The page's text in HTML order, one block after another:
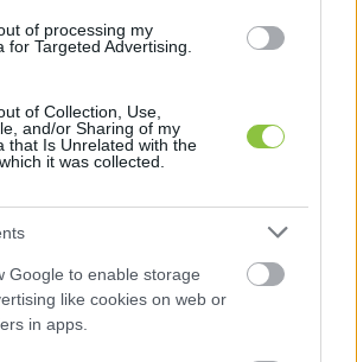
of processing my
for Targeted Advertising.
of Collection, Use,
and/or Sharing of my
that Is Unrelated with the
it was collected.
Google to enable storage
like cookies on web or
in apps.
4:57 órakor közlekedik.
-es vonalon, de immár a
megállóhelyről